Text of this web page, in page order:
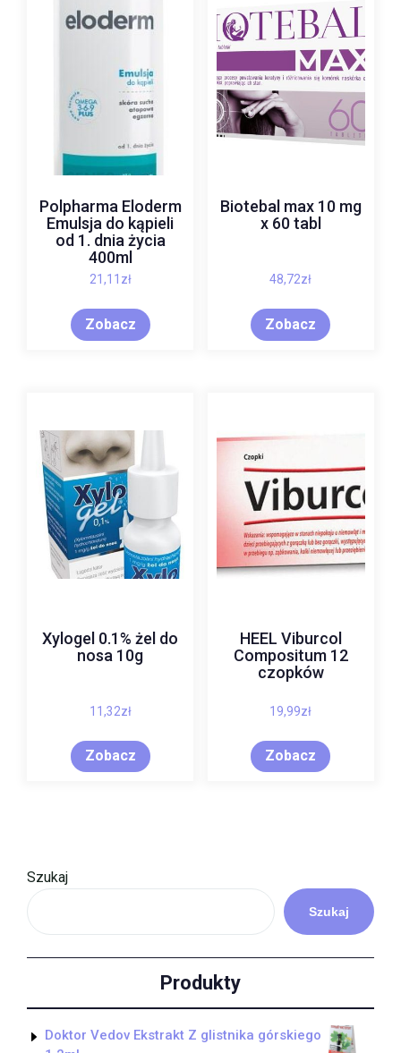
Polpharma Eloderm
Emulsja do kąpieli
od 1. dnia życia
400ml
21,11 zł
Zobacz
Biotebal max 10 mg
x 60 tabl
48,72zł
Zobacz
Xylogel 0.1% żel do
nosa 10g
11,32zł
Zobacz
HEEL Viburcol
Compositum 12
czopków
19,99zł
Zobacz
Szukaj
Szukaj
Produkty
Doktor Vedov Ekstrakt Z glistnika górskiego